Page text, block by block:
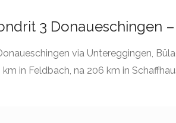
3 Donaueschingen
via Untereggingen,
in Feldbach, na 206 km in